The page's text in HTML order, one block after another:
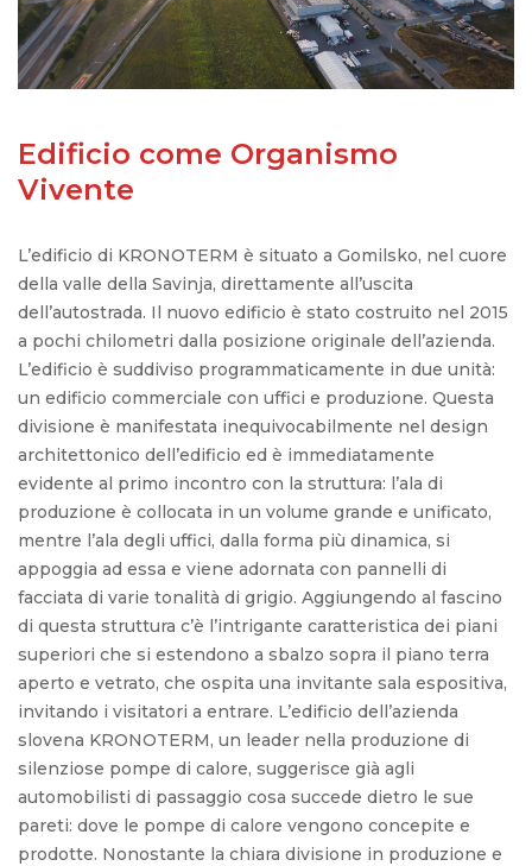
Edificio come Organismo
Vivente
L’edificio di KRONOTERM è situato a Gomilsko, nel cuore
della valle della Savinja, direttamente all’uscita
dell’autostrada. Il nuovo edificio è stato costruito nel 2015
a pochi chilometri dalla posizione originale dell’azienda.
L’edificio è suddiviso programmaticamente in due unità:
un edificio commerciale con uffici e produzione. Questa
divisione è manifestata inequivocabilmente nel design
architettonico dell’edificio ed è immediatamente
evidente al primo incontro con la struttura: l’ala di
produzione è collocata in un volume grande e unificato,
mentre l’ala degli uffici, dalla forma più dinamica, si
appoggia ad essa e viene adornata con pannelli di
facciata di varie tonalità di grigio. Aggiungendo al fascino
di questa struttura c’è l’intrigante caratteristica dei piani
superiori che si estendono a sbalzo sopra il piano terra
aperto e vetrato, che ospita una invitante sala espositiva,
invitando i visitatori a entrare. L’edificio dell’azienda
slovena KRONOTERM, un leader nella produzione di
silenziose pompe di calore, suggerisce già agli
automobilisti di passaggio cosa succede dietro le sue
pareti: dove le pompe di calore vengono concepite e
prodotte. Nonostante la chiara divisione in produzione e